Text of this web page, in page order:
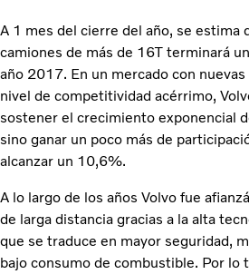
A 1 mes del cierre del año, se estima
camiones de más de 16T terminará
año 2017. En un mercado con
nivel de competitividad acérrimo,
sostener el crecimiento exponencial
sino ganar un poco más de
alcanzar un 10,6%.
A lo largo de los años Volvo fue
de larga distancia gracias a la alta
que se traduce en mayor seguridad,
bajo consumo de combustible. Por lo